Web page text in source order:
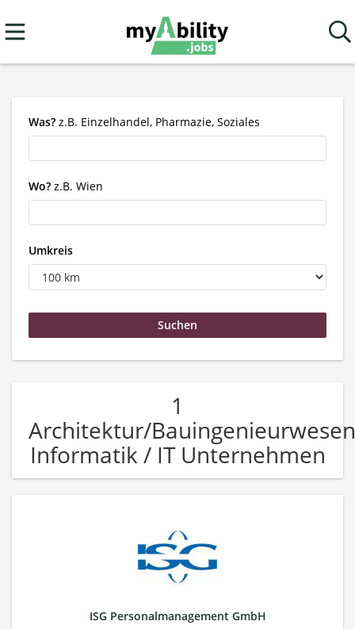
Was? z.B. Einzelhandel, Pharmazie, Soziales
Wo? z.B. Wien
Umkreis
1
Architektur/Bauingenieurwesen
Informatik / IT Unternehmen
ISG Personalmanagement GmbH